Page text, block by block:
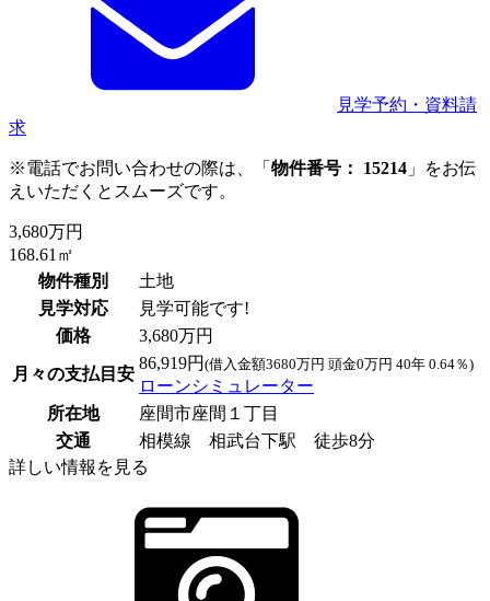
見学予約・資料請
求
※電話でお問い合わせの際は、「 物件番号： 15214 」をお伝
えいただくとスムーズです。
3,680万円
168.61㎡
物件種別
土地
見学対応
見学可能です!
価格
3,680万円
月々の支払目安
86,919円 (借入金額3680万円 頭金0万円 40年 0.64％)
ローンシミュレーター
所在地
座間市座間１丁目
交通
相模線 相武台下駅 徒歩8分
詳しい情報を見る